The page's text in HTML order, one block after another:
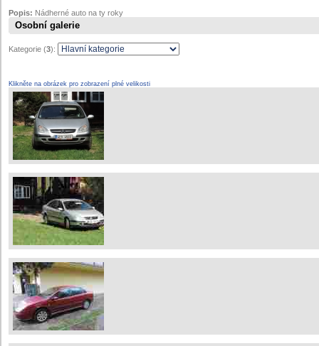
Popis: Nádherné auto na ty roky
Osobní galerie
Kategorie (3):
Klikněte na obrázek pro zobrazení plné velikosti